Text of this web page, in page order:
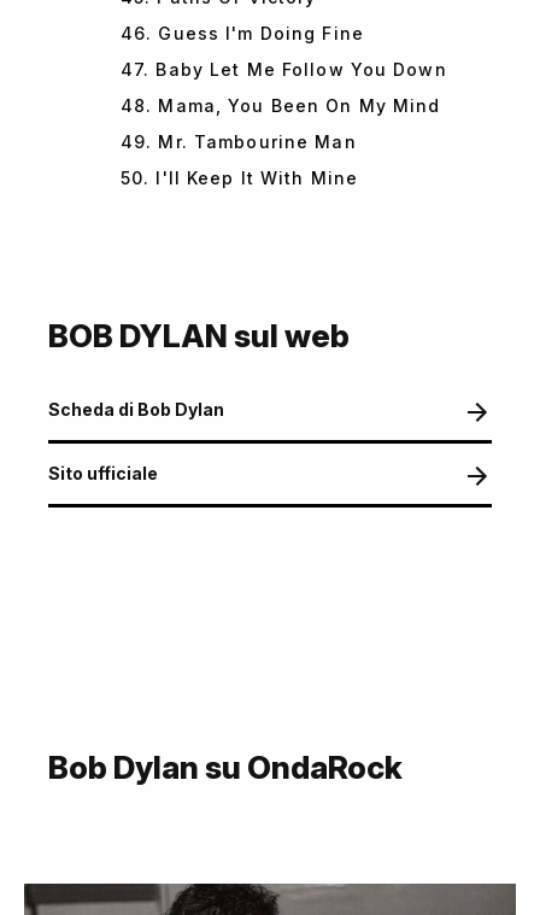
46. Guess I'm Doing Fine
47. Baby Let Me Follow You Down
48. Mama, You Been On My Mind
49. Mr. Tambourine Man
50. I'll Keep It With Mine
BOB DYLAN sul web
Scheda di Bob Dylan
Sito ufficiale
Bob Dylan su OndaRock